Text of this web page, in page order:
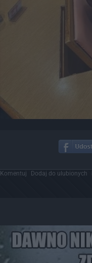
Komentuj Dodaj do ulubionych